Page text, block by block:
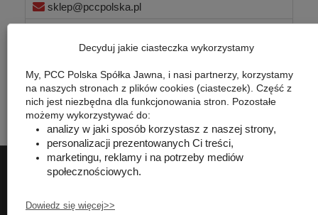
sklep@pccpolska.pl
Rozmowa przez Chat
Informacje
PCC Polska T. Jarmuszczak Spółka Jawna
Decyduj jakie ciasteczka wykorzystamy
My, PCC Polska Spółka Jawna, i nasi partnerzy, korzystamy
na naszych stronach z plików cookies (ciasteczek). Część z
nich jest niezbędna dla funkcjonowania stron. Pozostałe
możemy wykorzystywać do:
analizy w jaki sposób korzystasz z naszej strony,
personalizacji prezentowanych Ci treści,
marketingu, reklamy i na potrzeby mediów
społecznościowych.
Dowiedz się więcej>>